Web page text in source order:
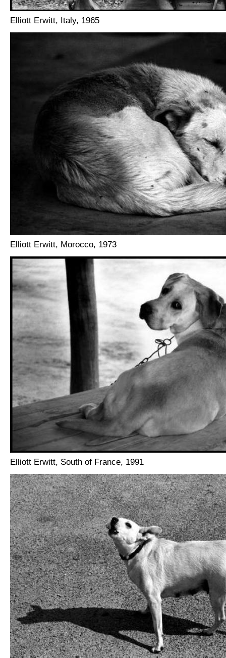
Elliott Erwitt, Italy, 1965
Elliott Erwitt, Morocco, 1973
Elliott Erwitt, South of France, 1991